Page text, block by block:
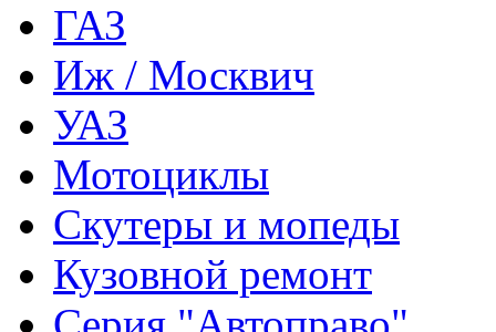
ГАЗ
Иж / Москвич
УАЗ
Мотоциклы
Скутеры и мопеды
Кузовной ремонт